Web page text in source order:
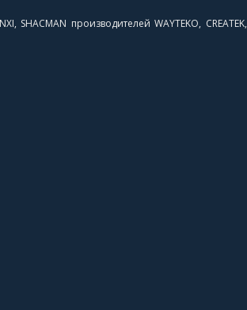
производителей WAYTEKO, CREATEK,